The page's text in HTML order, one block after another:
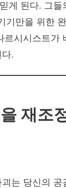
게 된다. 그들
기만을 위한
시시스트가
.
재조
는 당신의 공